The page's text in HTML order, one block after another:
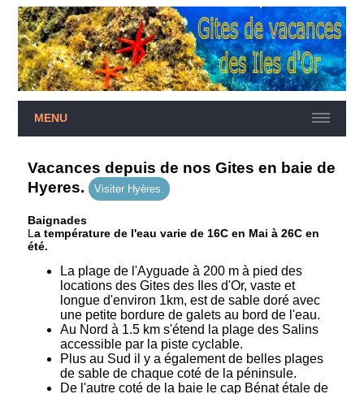
MENU
Vacances depuis de nos Gites en baie de
Hyeres. Visiter Hyères.
Baignades
La température de l'eau varie de 16C en Mai à 26C en
été.
La plage de l'Ayguade à 200 m à pied des
locations des Gites des Iles d'Or, vaste et
longue d'environ 1km, est de sable doré avec
une petite bordure de galets au bord de l'eau.
Au Nord à 1.5 km s'étend la plage des Salins
accessible par la piste cyclable.
Plus au Sud il y a également de belles plages
de sable de chaque coté de la péninsule.
De l'autre coté de la baie le cap Bénat étale de